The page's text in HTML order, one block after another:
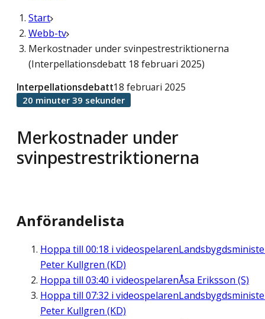
Start
Webb-tv
Merkostnader under svinpestrestriktionerna
(Interpellationsdebatt 18 februari 2025)
Merkostnader under
svinpestrestriktionerna
Interpellationsdebatt18 februari 2025
20 minuter 39 sekunder
Anförandelista
Hoppa till 00:18 i videospelaren
Peter Kullgren (KD)
Hoppa till 03:40 i videospelarenÅsa Eriksson (S)
Hoppa till 07:32 i videospelaren
Peter Kullgren (KD)